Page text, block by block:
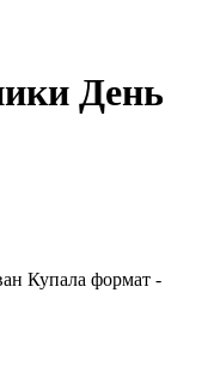
День
формат -